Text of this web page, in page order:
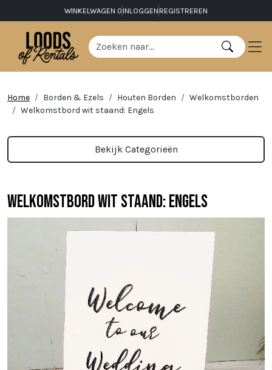
WINKELWAGEN 0 INLOGGEN REGISTREREN
Home Borden & Ezels Houten Borden
Welkomstborden
Welkomstbord wit staand: Engels
Bekijk Categorieën
Welkomstbord wit staand: Engels